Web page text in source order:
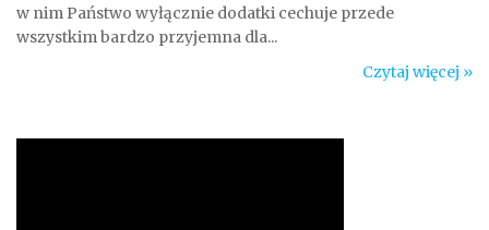
w nim Państwo wyłącznie dodatki cechuje przede
wszystkim bardzo przyjemna dla...
Czytaj więcej »